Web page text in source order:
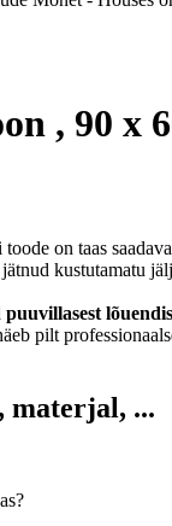
, 90 x
on taas
kustutamatu
puuvillasest
pilt
materjal, ...